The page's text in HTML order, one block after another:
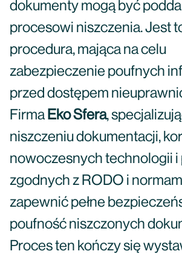
dokumenty mogą być
procesowi niszczenia. Jest
procedura, mająca na celu
zabezpieczenie poufnych
przed dostępem
Firma Eko Sfera,
niszczeniu dokumentacji,
nowoczesnych technologii
zgodnych z RODO i
zapewnić pełne
poufność niszczonych
Proces ten kończy się